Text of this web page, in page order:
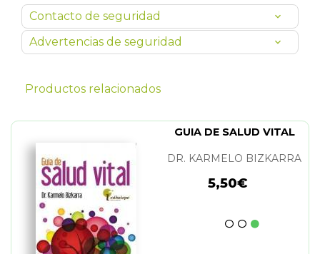
Contacto de seguridad
Advertencias de seguridad
Productos relacionados
GUIA DE SALUD VITAL
DR. KARMELO BIZKARRA
5,50€